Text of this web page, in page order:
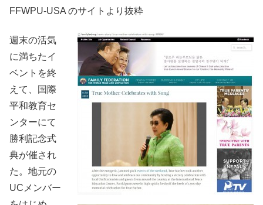
FFWPU-USA のサイトより抜粋
週末の活気
に満ちたイ
ベントを終
えて、国際
平和教育セ
ンターにて
勝利記念式
典が催され
た。地元の
UCメンバー